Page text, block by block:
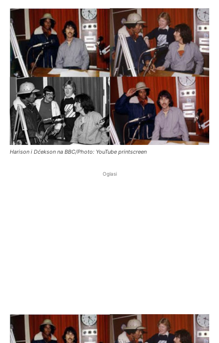
Harison i Dćekson na BBC/Photo: YouTube printscreen
Oglasi